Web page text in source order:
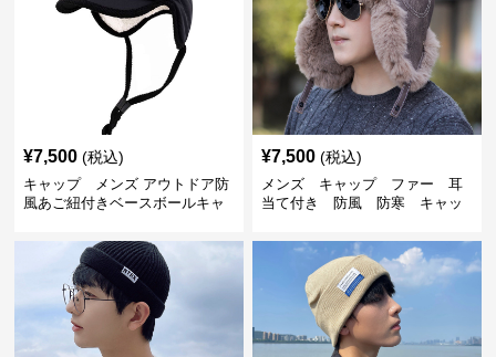
¥7,500 (税込)
キャップ メンズ アウトドア防
風あご紐付きベースボールキャ
¥7,500 (税込)
メンズ キャップ ファー 耳
当て付き 防風 防寒 キャッ